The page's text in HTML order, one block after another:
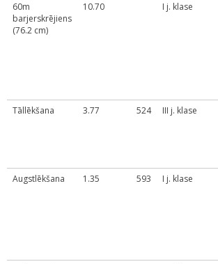
60m
barjerskrējiens
(76.2 cm)
10.70 I j. klase
Tāllēkšana
3.77 524 III j. klase
Augstlēkšana
1.35 593 I j. klase